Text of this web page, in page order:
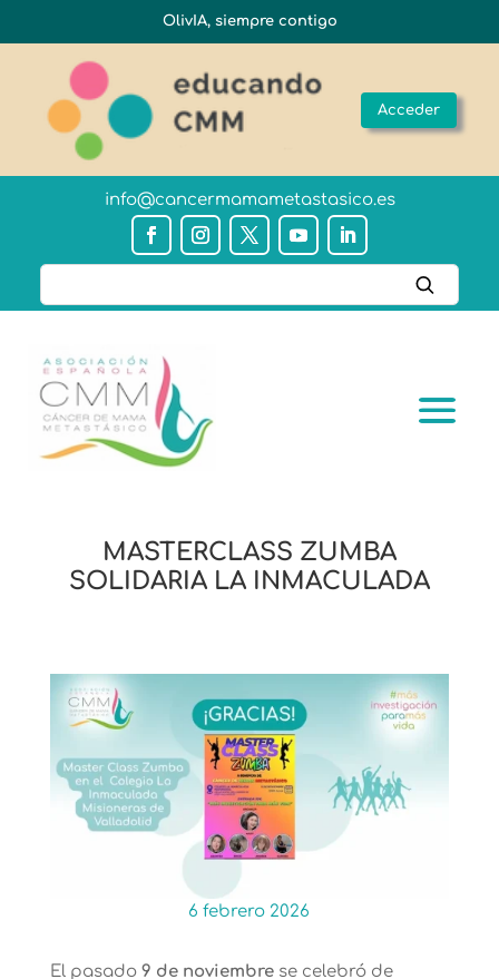
OlivIA, siempre contigo
Acceder
info@cancermamametastasico.es
MASTERCLASS ZUMBA
SOLIDARIA LA INMACULADA
6 febrero 2026
El pasado 9 de noviembrese celebró de